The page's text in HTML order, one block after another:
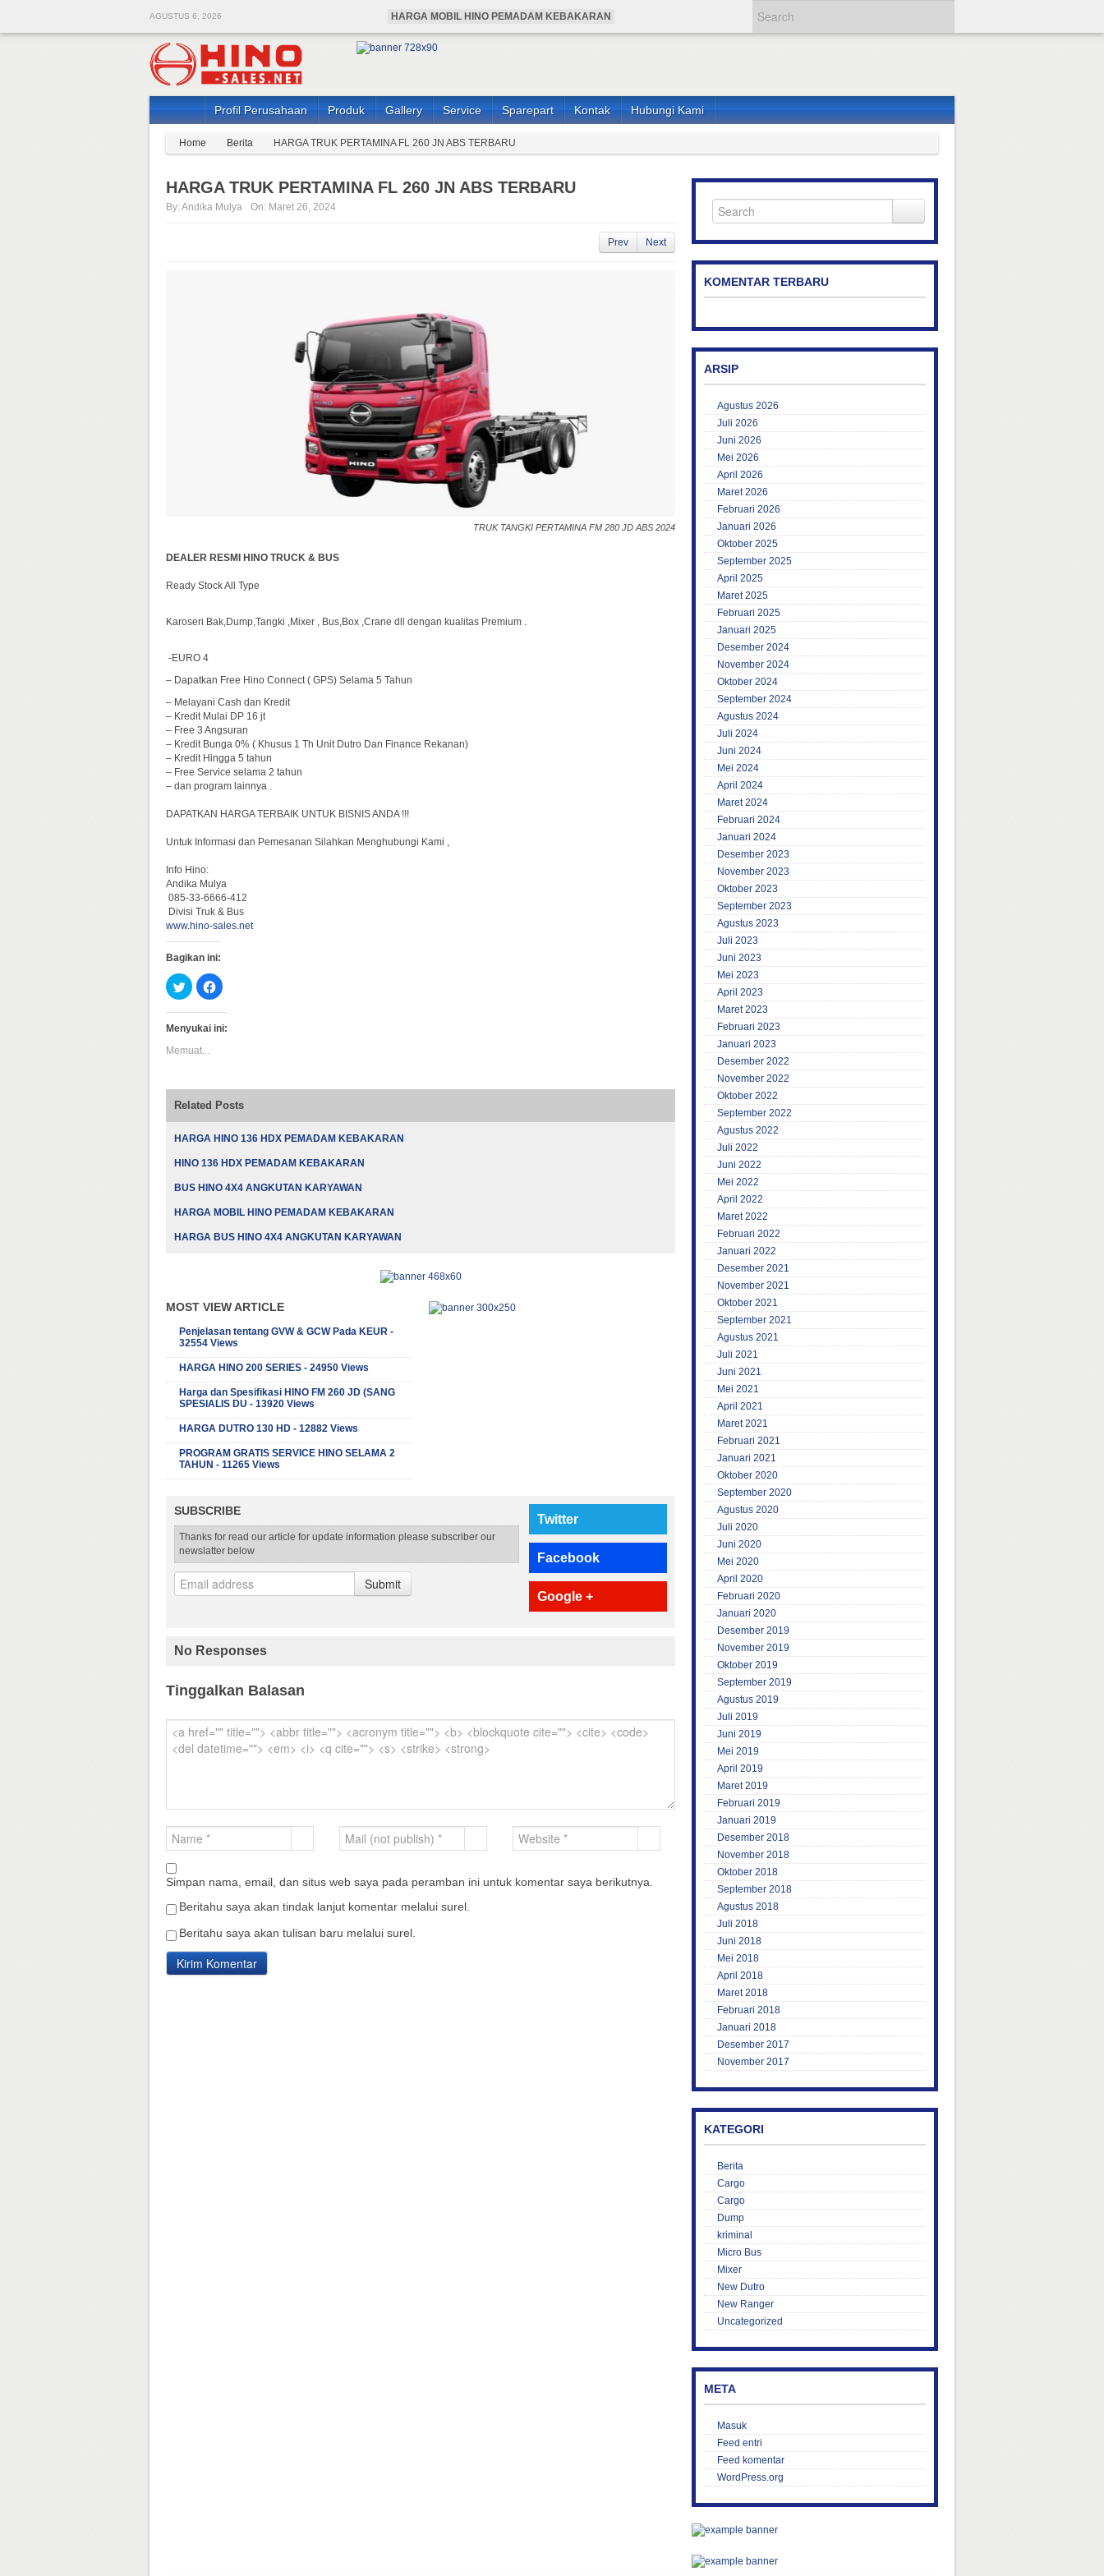
AGUSTUS 6, 2026
HARGA MOBIL HINO PEMADAM KEBAKARAN
HARGA BUS HINO 4X4 ANGKUTAN KARYAWAN
BUS HINO 4X4 ANGKUTAN KARYAWAN
Profil Perusahaan Produk Gallery Service Sparepart Kontak Hubungi Kami
Home Berita HARGA TRUK PERTAMINA FL 260 JN ABS TERBARU
HARGA TRUK PERTAMINA FL 260 JN ABS TERBARU
By:Andika Mulya On: Maret 26, 2024
Prev Next
TRUK TANGKI PERTAMINA FM 280 JD ABS 2024
DEALER RESMI HINO TRUCK & BUS
Ready Stock All Type
Karoseri Bak,Dump,Tangki ,Mixer , Bus,Box ,Crane dll dengan kualitas Premium .
-EURO 4
– Dapatkan Free Hino Connect ( GPS) Selama 5 Tahun
– Melayani Cash dan Kredit
– Kredit Mulai DP 16 jt
– Free 3 Angsuran
– Kredit Bunga 0% ( Khusus 1 Th Unit Dutro Dan Finance Rekanan)
– Kredit Hingga 5 tahun
– Free Service selama 2 tahun
– dan program lainnya .
DAPATKAN HARGA TERBAIK UNTUK BISNIS ANDA !!!
Untuk Informasi dan Pemesanan Silahkan Menghubungi Kami ,
Info Hino:
Andika Mulya
085-33-6666-412
Divisi Truk & Bus
www.hino-sales.net
Bagikan ini:
Klik
untuk
berbagi
pada
Twitter(Membuka
di
yang
Klik
untuk
di
Facebook(Membuka
di
Menyukai ini:
Memuat...
Related Posts
HARGA HINO 136 HDX PEMADAM KEBAKARAN
HINO 136 HDX PEMADAM KEBAKARAN
BUS HINO 4X4 ANGKUTAN KARYAWAN
HARGA MOBIL HINO PEMADAM KEBAKARAN
HARGA BUS HINO 4X4 ANGKUTAN KARYAWAN
MOST VIEW ARTICLE
Penjelasan tentang GVW & GCW Pada KEUR -
32554 Views
HARGA HINO 200 SERIES - 24950 Views
Harga dan Spesifikasi HINO FM 260 JD (SANG
SPESIALIS DU - 13920 Views
HARGA DUTRO 130 HD - 12882 Views
PROGRAM GRATIS SERVICE HINO SELAMA 2
TAHUN - 11265 Views
SUBSCRIBE
Thanks for read our article for update information please subscriber our
newslatter below
Submit
Twitter
Facebook
Google +
No Responses
Tinggalkan Balasan
Simpan nama, email, dan situs web saya pada peramban ini untuk komentar saya berikutnya.
Beritahu saya akan tindak lanjut komentar melalui surel.
Beritahu saya akan tulisan baru melalui surel.
KOMENTAR TERBARU
ARSIP
Agustus 2026
Juli 2026
Juni 2026
Mei 2026
April 2026
Maret 2026
Februari 2026
Januari 2026
Oktober 2025
September 2025
April 2025
Maret 2025
Februari 2025
Januari 2025
Desember 2024
November 2024
Oktober 2024
September 2024
Agustus 2024
Juli 2024
Juni 2024
Mei 2024
April 2024
Maret 2024
Februari 2024
Januari 2024
Desember 2023
November 2023
Oktober 2023
September 2023
Agustus 2023
Juli 2023
Juni 2023
Mei 2023
April 2023
Maret 2023
Februari 2023
Januari 2023
Desember 2022
November 2022
Oktober 2022
September 2022
Agustus 2022
Juli 2022
Juni 2022
Mei 2022
April 2022
Maret 2022
Februari 2022
Januari 2022
Desember 2021
November 2021
Oktober 2021
September 2021
Agustus 2021
Juli 2021
Juni 2021
Mei 2021
April 2021
Maret 2021
Februari 2021
Januari 2021
Oktober 2020
September 2020
Agustus 2020
Juli 2020
Juni 2020
Mei 2020
April 2020
Februari 2020
Januari 2020
Desember 2019
November 2019
Oktober 2019
September 2019
Agustus 2019
Juli 2019
Juni 2019
Mei 2019
April 2019
Maret 2019
Februari 2019
Januari 2019
Desember 2018
November 2018
Oktober 2018
September 2018
Agustus 2018
Juli 2018
Juni 2018
Mei 2018
April 2018
Maret 2018
Februari 2018
Januari 2018
Desember 2017
November 2017
KATEGORI
Berita
Cargo
Cargo
Dump
kriminal
Micro Bus
Mixer
New Dutro
New Ranger
Uncategorized
META
Masuk
Feed entri
Feed komentar
WordPress.org